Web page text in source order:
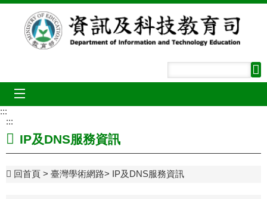
跳到主要內容區塊
:::
:::
IP及DNS服務資訊
回首頁 臺灣學術網路 IP及DNS服務資訊